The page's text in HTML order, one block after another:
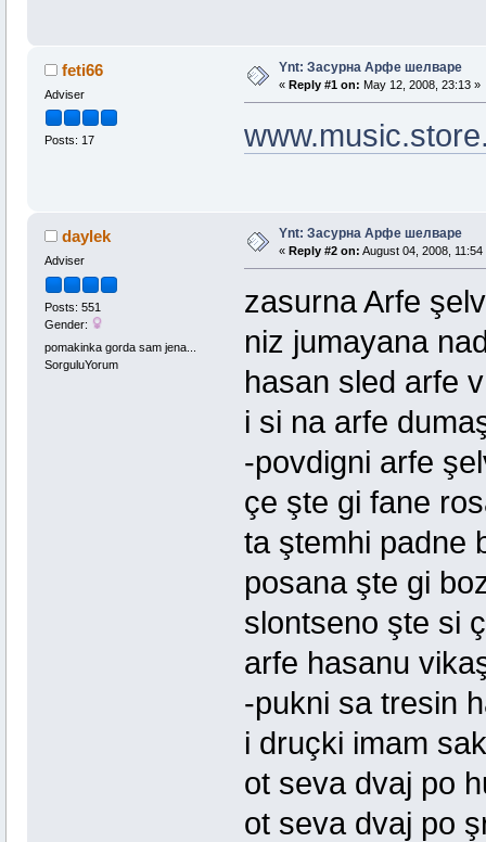
feti66
Adviser
Posts: 17
Ynt: Засурна Арфе шелваре
« Reply #1 on: May 12, 2008, 23:13 »
daylek
Adviser
Posts: 551
Gender:
pomakinka gorda sam jena...
SorguluYorum
Ynt: Засурна Арфе шелваре
« Reply #2 on: August 04, 2008, 11:54
zasurna Arfe
niz jumayana
hasan sled arfe
i si na arfe
-povdigni arfe
çe şte gi fane
ta ştemhi padne
posana şte gi
slontseno şte si
arfe hasanu
-pukni sa tresin
i druçki imam
ot seva dvaj po
ot seva dvaj po